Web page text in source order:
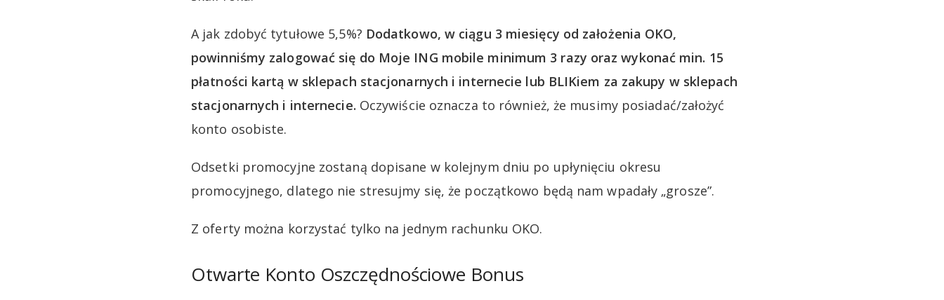
A jak zdobyć tytułowe 5,5%? Dodatkowo, w ciągu 3 miesięcy od założenia OKO,
powinniśmy zalogować się do Moje ING mobile minimum 3 razy oraz wykonać min. 15
płatności kartą w sklepach stacjonarnych i internecie lub BLIKiem za zakupy w sklepach
stacjonarnych i internecie. Oczywiście oznacza to również, że musimy posiadać/założyć
konto osobiste.
Odsetki promocyjne zostaną dopisane w kolejnym dniu po upłynięciu okresu
promocyjnego, dlatego nie stresujmy się, że początkowo będą nam wpadały „grosze”.
Z oferty można korzystać tylko na jednym rachunku OKO.
Otwarte Konto Oszczędnościowe Bonus